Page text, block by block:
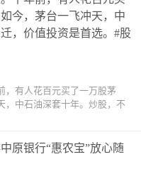
今，茅台一飞冲天，中
，价值投资是首选。#股
，有人花百元买了一万股茅
，中石油深套十年。炒股，不
原银行“惠农宝”放心随